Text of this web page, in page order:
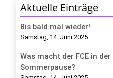
Aktuelle Einträge
Bis bald mal wieder!
Samstag, 14. Juni 2025
Was macht der FCE in der
Sommerpause?